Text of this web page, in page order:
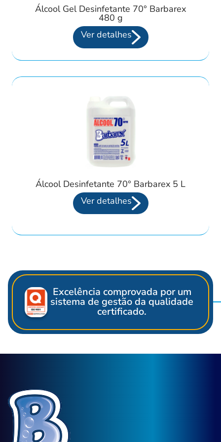
Álcool Gel Desinfetante 70° Barbarex
480 g
Ver detalhes
Álcool Desinfetante 70° Barbarex 5 L
Ver detalhes
Excelência comprovada por um
sistema de gestão da qualidade
certificado.